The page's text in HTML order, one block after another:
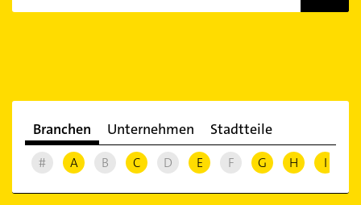
Branchen Unternehmen Stadtteile
# A B C D E F G H I